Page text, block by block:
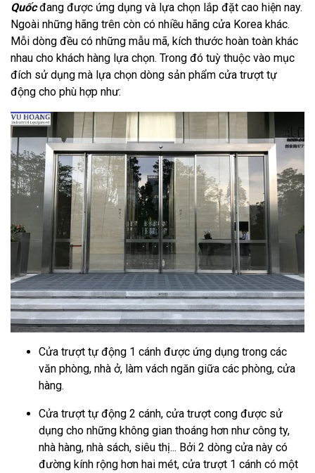
Quốcđang được ứng dụng và lựa chọn lắp đặt cao hiện nay.
Ngoài những hãng trên còn có nhiều hãng cửa Korea khác.
Mỗi dòng đều có những mẫu mã, kích thước hoàn toàn khác
nhau cho khách hàng lựa chọn. Trong đó tuỳ thuộc vào mục
đích sử dụng mà lựa chọn dòng sản phẩm cửa trượt tự
động cho phù hợp như:
Cửa trượt tự động 1 cánh được ứng dụng trong các
văn phòng, nhà ở, làm vách ngăn giữa các phòng, cửa
hàng.
Cửa trượt tự động 2 cánh, cửa trượt cong được sử
dụng cho những không gian thoáng hơn như công ty,
nhà hàng, nhà sách, siêu thị... Bởi 2 dòng cửa này có
đường kính rộng hơn hai mét, cửa trượt 1 cánh có một